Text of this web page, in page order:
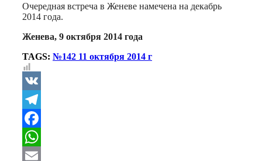
Очередная встреча в Женеве намечена на декабрь
2014 года.
Женева, 9 октября 2014 года
TAGS: №142 11 октября 2014 г
VK
Telegram
Facebook
WhatsApp